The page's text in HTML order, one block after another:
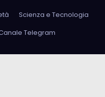
Scienza e Tecnologia
Telegram